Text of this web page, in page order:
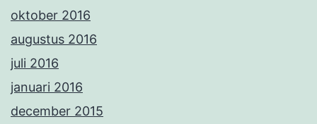
oktober 2016
augustus 2016
juli 2016
januari 2016
december 2015